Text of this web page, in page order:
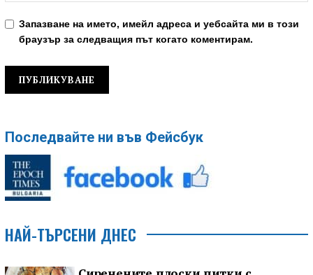
Запазване на името, имейл адреса и уебсайта ми в този
браузър за следващия път когато коментирам.
Последвайте ни във Фейсбук
НАЙ-ТЪРСЕНИ ДНЕС